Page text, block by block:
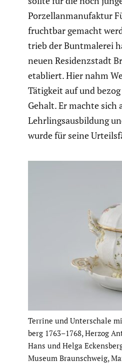
Porzel­lan­ma­nu­faktur
fruchtbar gemacht
trieb der Buntma­lerei
neuen Residenz­stadt
etabliert. Hier nahm
Tätigkeit auf und
Gehalt. Er machte sich
Lehrlings­aus­bil­dung
wurde für seine
Terrine und Unter­schale
berg 1763–1768, Herzog
Hans und Helga
Museum Braun­schweig,